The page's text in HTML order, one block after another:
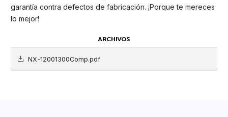
garantía contra defectos de fabricación. ¡Porque te mereces
lo mejor!
ARCHIVOS
NX-12001300Comp.pdf